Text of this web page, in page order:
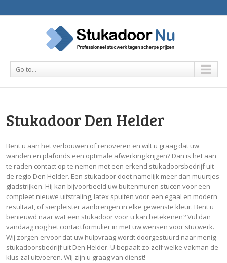
Go to...
Stukadoor Den Helder
Bent u aan het verbouwen of renoveren en wilt u graag dat uw
wanden en plafonds een optimale afwerking krijgen? Dan is het aan
te raden contact op te nemen met een erkend stukadoorsbedrijf uit
de regio Den Helder. Een stukadoor doet namelijk meer dan muurtjes
gladstrijken. Hij kan bijvoorbeeld uw buitenmuren stucen voor een
compleet nieuwe uitstraling, latex spuiten voor een egaal en modern
resultaat, of sierpleister aanbrengen in elke gewenste kleur. Bent u
benieuwd naar wat een stukadoor voor u kan betekenen? Vul dan
vandaag nog het contactformulier in met uw wensen voor stucwerk.
Wij zorgen ervoor dat uw hulpvraag wordt doorgestuurd naar menig
stukadoorsbedrijf uit Den Helder. U bepaalt zo zelf welke vakman de
klus zal uitvoeren. Wij zijn u graag van dienst!